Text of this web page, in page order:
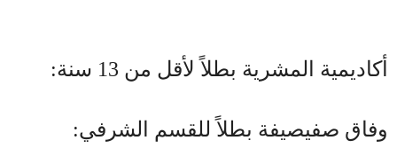
أكاديمية المشرية بطلاً لأقل من 13 سنة:
وفاق صفيصيفة بطلاً للقسم الشرفي: